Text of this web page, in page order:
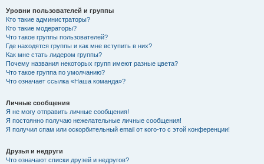
Уровни пользователей и группы
Кто такие администраторы?
Кто такие модераторы?
Что такое группы пользователей?
Где находятся группы и как мне вступить в них?
Как мне стать лидером группы?
Почему названия некоторых групп имеют разные цвета?
Что такое группа по умолчанию?
Что означает ссылка «Наша команда»?
Личные сообщения
Я не могу отправить личные сообщения!
Я постоянно получаю нежелательные личные сообщения!
Я получил спам или оскорбительный email от кого-то с этой конференции!
Друзья и недруги
Что означают списки друзей и недругов?